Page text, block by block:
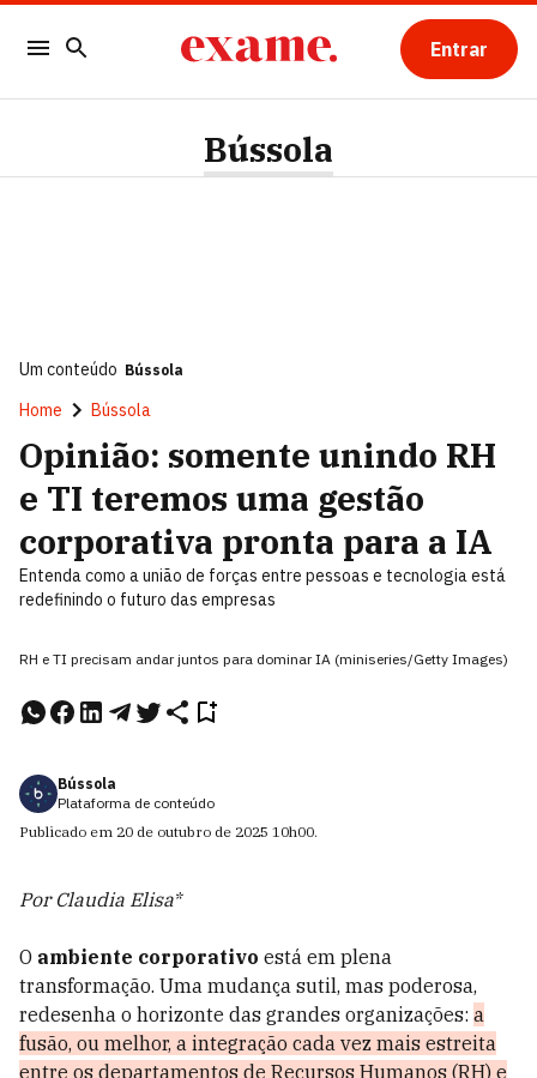
Entrar
Bússola
Um conteúdo Bússola
Home Bússola
Opinião: somente unindo RH
e TI teremos uma gestão
corporativa pronta para a IA
Entenda como a união de forças entre pessoas e tecnologia está
redefinindo o futuro das empresas
RH e TI precisam andar juntos para dominar IA (miniseries/Getty Images)
Bússola
Plataforma de conteúdo
Publicado em 20 de outubro de 2025 10h00.
Por Claudia Elisa*
O ambiente corporativo está em plena
transformação. Uma mudança sutil, mas poderosa,
redesenha o horizonte das grandes organizações: a
fusão, ou melhor, a integração cada vez mais estreita
entre os departamentos de Recursos Humanos (RH) e